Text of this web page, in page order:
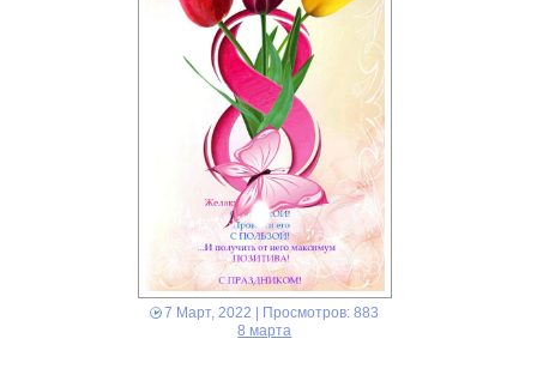
7 Март, 2022 | Просмотров: 883
8 марта